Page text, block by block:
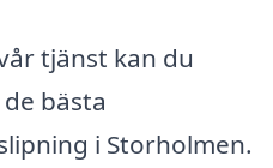
tjänst kan du
bästa
i Storholmen.